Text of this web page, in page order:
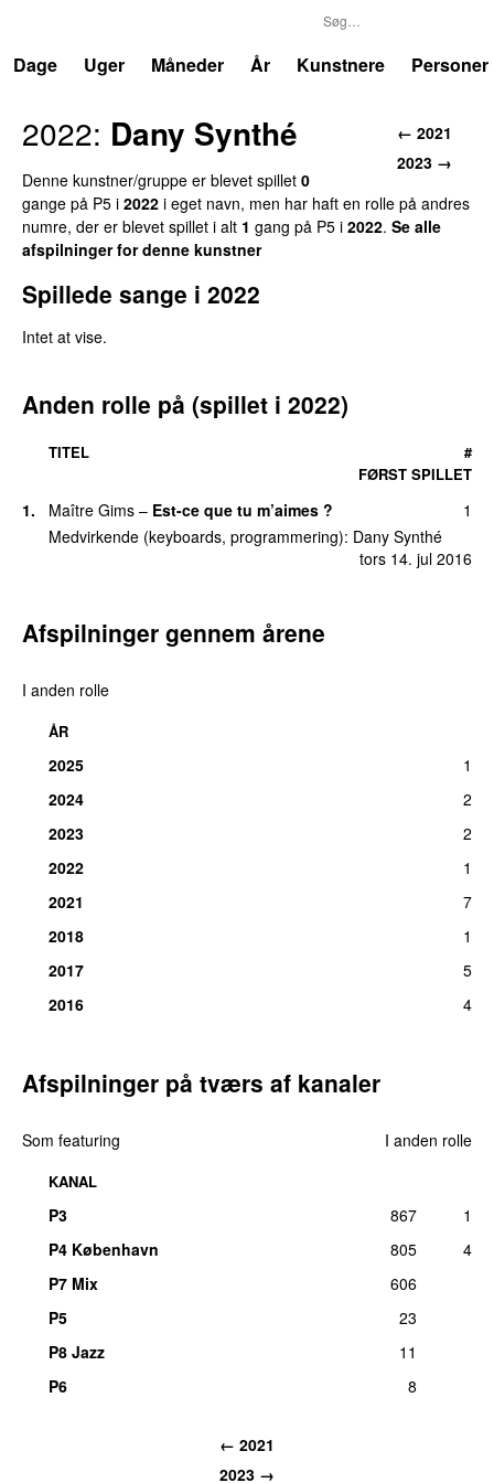
Dage
Uger Måneder År Kunstnere Personer
← 2021
2023 →
2022: Dany Synthé
Denne kunstner/gruppe er blevet spillet 0
gange på P5 i 2022 i eget navn, men har haft en rolle på andres
numre, der er blevet spillet i alt 1 gang på P5 i 2022. Se alle
afspilninger for denne kunstner
Spillede sange i 2022
Intet at vise.
Anden rolle på (spillet i 2022)
TITEL
FØRST SPILLET
#
1. Maître Gims – Est-ce que tu m’aimes ?
tors 14. jul 2016
1
Medvirkende (keyboards, programmering): Dany Synthé
Afspilninger gennem årene
I anden rolle
ÅR
2025
1
2024
2
2023
2
2022
1
2021
7
2018
1
2017
5
2016
4
Afspilninger på tværs af kanaler
Som featuring I anden rolle
KANAL
P3 867
1
P4 København
805
4
P7 Mix
606
P5
23
P8 Jazz
11
P6
8
← 2021
2023 →